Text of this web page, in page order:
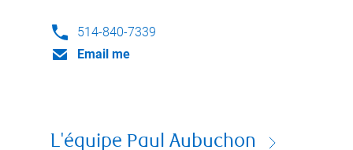
514-840-7339
Email me
L'équipe Paul Aubuchon